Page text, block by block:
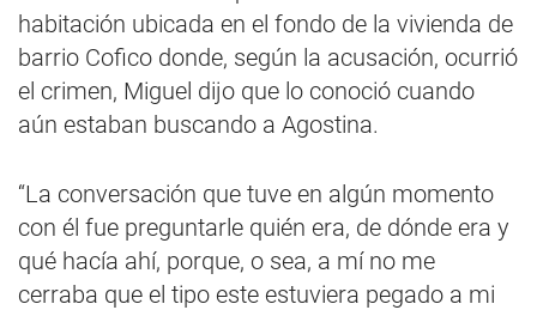
habitación ubicada en el fondo de la vivienda de
barrio Cofico donde, según la acusación, ocurrió
el crimen, Miguel dijo que lo conoció cuando
aún estaban buscando a Agostina.
“La conversación que tuve en algún momento
con él fue preguntarle quién era, de dónde era y
qué hacía ahí, porque, o sea, a mí no me
cerraba que el tipo este estuviera pegado a mi